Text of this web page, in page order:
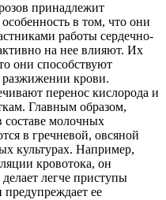
принадлежит
в том, что они
работы сердечно-
на нее влияют. Их
они способствуют
крови.
перенос кислорода и
Главным образом,
составе молочных
в гречневой, овсяной
культурах. Например,
кровотока, он
легче приступы
ее